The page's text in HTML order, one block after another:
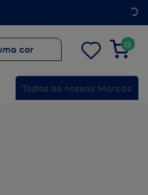
cor 0
Todas as nossas Marcas